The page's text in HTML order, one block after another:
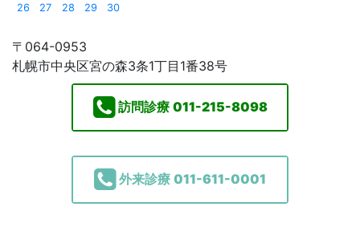
26
27 28 29 30
〒064-0953
札幌市中央区宮の森3条1丁目1番38号
訪問診療 011-215-8098
外来診療 011-611-0001